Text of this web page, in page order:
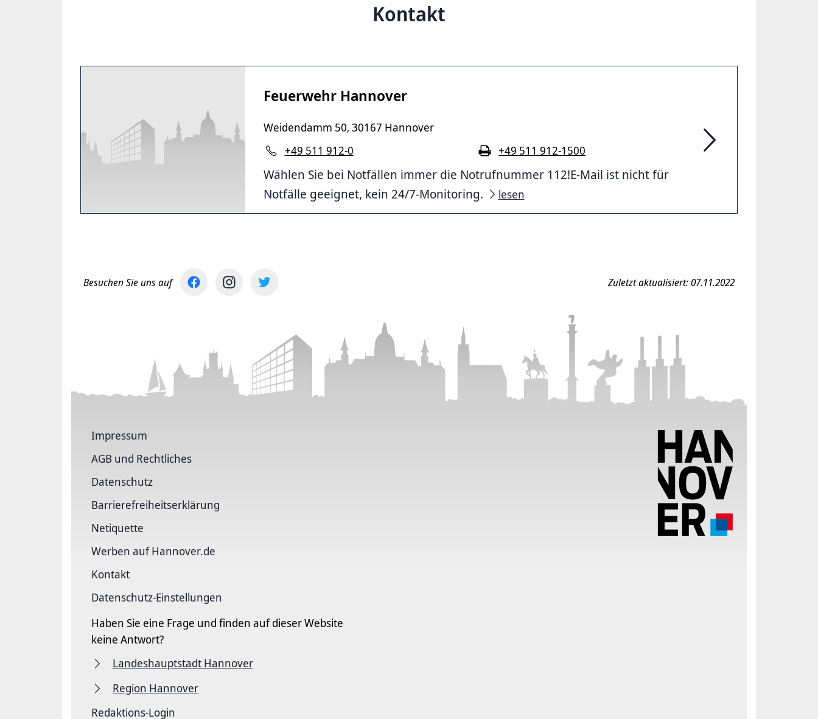
Kontakt
Feuerwehr Hannover
Weidendamm 50, 30167 Hannover
+49 511 912-0
+49 511 912-1500
Wählen Sie bei Notfällen immer die Notrufnummer 112!E-Mail ist nicht für
Notfälle geeignet, kein 24/7-Monitoring.
lesen
Besuchen Sie uns auf Zuletzt aktualisiert: 07.11.2022
Impressum
AGB und Rechtliches
Datenschutz
Barriere­freiheits­erklärung
Netiquette
Werben auf Hannover.de
Kontakt
Datenschutz-Einstellungen
Haben Sie eine Frage und finden auf dieser Website
keine Antwort?
Landeshauptstadt Hannover
Region Hannover
Redaktions-Login